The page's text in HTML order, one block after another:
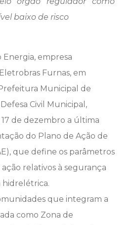
baixo de risco
empresa
Furnas, em
Municipal de
Civil Municipal,
17 de dezembro a última
do Plano de Ação de
que define os parâmetros
relativos à segurança
hidrelétrica.
que integram a
como Zona de